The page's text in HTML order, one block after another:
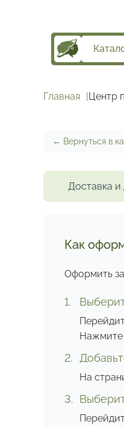
Главная Центр
← Вернуться в
Доставка и
Как
Оформить
Нажмите
На